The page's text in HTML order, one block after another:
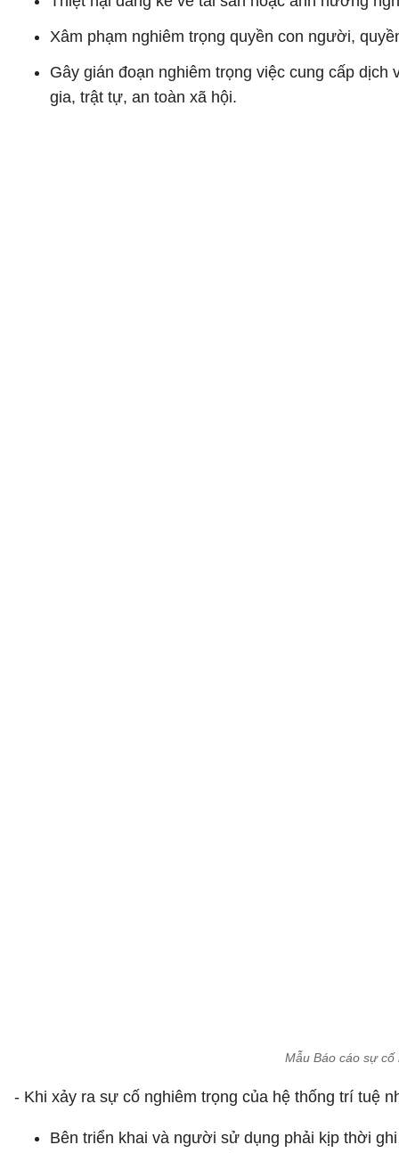
Xâm phạm nghiêm trọng quyền con người,
Gây gián đoạn nghiêm trọng việc cung cấp
gia, trật tự, an toàn xã hội.
Mẫu Báo cáo sự
- Khi xảy ra sự cố nghiêm trọng của hệ thống trí tuệ
Bên triển khai và người sử dụng phải kịp thời